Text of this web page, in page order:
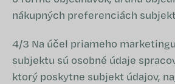
nákupných preferenciách
4/3 Na účel priameho
subjektu sú osobné údaje
ktorý poskytne subjekt údajov,